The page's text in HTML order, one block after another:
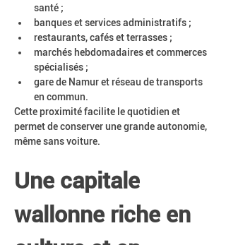
santé ;
banques et services administratifs ;
restaurants, cafés et terrasses ;
marchés hebdomadaires et commerces
spécialisés ;
gare de Namur et réseau de transports
en commun.
Cette proximité facilite le quotidien et
permet de conserver une grande autonomie,
même sans voiture.
Une capitale
wallonne riche en